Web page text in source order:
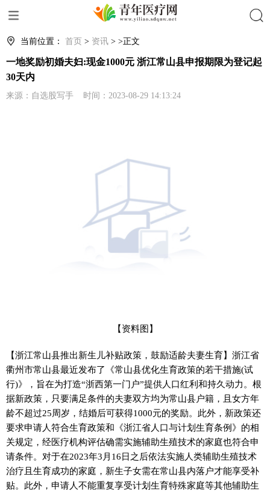
当前位置： 首页 > 资讯 > >正文
一地奖励初婚夫妇:现金1000元 浙江常山县申报期限为登记起
30天内
来源：自选股写手 时间：2023-08-29 14:13:24
【资料图】
【浙江常山县推出新生儿补贴政策，鼓励适龄夫妻生育】浙江省
衢州市常山县最近发布了《常山县优化生育政策的若干措施(试
行)》，旨在为打造“浙西第一门户”提供人口红利和持久动力。根
据新政策，只要满足条件的夫妻双方均为常山县户籍，且女方年
龄不超过25周岁，结婚后可获得1000元的奖励。此外，新政策还
要求申请人符合生育政策和《浙江省人口与计划生育条例》的相
关规定，经医疗机构评估确需实施辅助生殖技术的家庭也符合申
请条件。对于在2023年3月16日之后依法实施人类辅助生殖技术
治疗且生育成功的家庭，新生子女需在常山县内落户才能享受补
贴。此外，申请人不能重复享受计划生育特殊家庭等其他辅助生